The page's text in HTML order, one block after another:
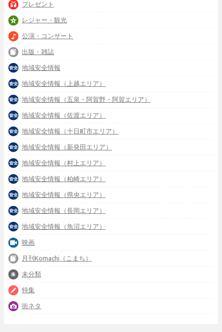
プレゼント
レジャー・観光
公演・コンサート
出版・雑誌
地域安全情報
地域安全情報（上越エリア）
地域安全情報（五泉・阿賀野・阿賀エリア）
地域安全情報（佐渡エリア）
地域安全情報（十日町市エリア）
地域安全情報（新発田エリア）
地域安全情報（村上エリア）
地域安全情報（柏崎エリア）
地域安全情報（県央エリア）
地域安全情報（長岡エリア）
地域安全情報（魚沼エリア）
映画
月刊Komachi（こまち）
未分類
特集
街ネタ